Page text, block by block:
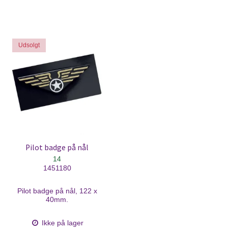
Udsolgt
Pilot badge på nål
14
1451180
Pilot badge på nål, 122 x
40mm.
Ikke på lager